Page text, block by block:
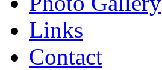
Links
Contact